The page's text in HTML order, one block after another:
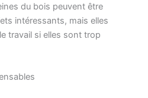
du bois peuvent être
intéressants, mais elles
travail si elles sont trop